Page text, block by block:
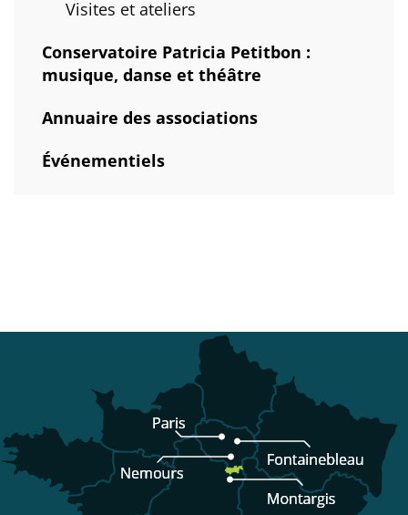
Visites et ateliers
Conservatoire Patricia Petitbon :
musique, danse et théâtre
Annuaire des associations
Événementiels